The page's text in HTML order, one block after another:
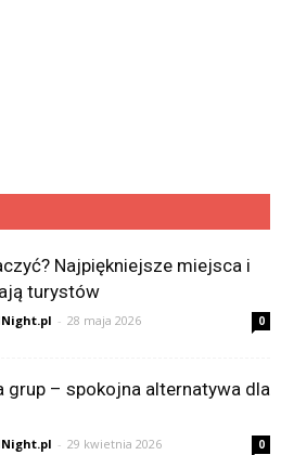
Najpiękniejsze miejsca i
turystów
- 28 maja 2026 0
grup – spokojna alternatywa dla
- 29 kwietnia 2026 0